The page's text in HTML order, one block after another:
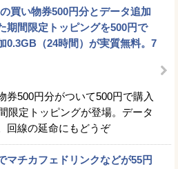
買い物券500円分とデータ追加
期間限定トッピングを500円で
0.3GB（24時間）が実質無料。7
券500円分がついて500円で購入
限定トッピングが登場。データ
回線の延命にもどうぞ
マチカフェドリンクなどが55円